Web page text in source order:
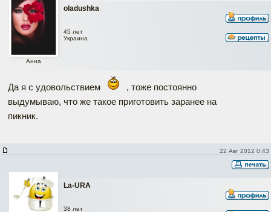
oladushka
Анна
45 лет
Украина
Да я с удовольствием
, тоже постоянно
выдумываю, что же такое приготовить заранее на
пикник.
22 Авг 2012 0:43
La-URA
38 лет